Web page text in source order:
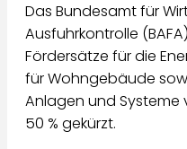
Das Bundesamt für
Ausfuhrkontrolle
Fördersätze für die
für Wohngebäude
Anlagen und Systeme
50 % gekürzt.